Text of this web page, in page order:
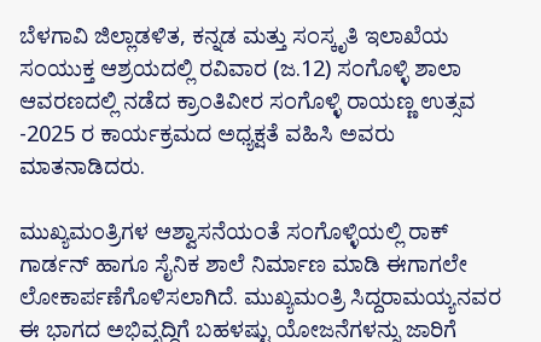
ಬೆಳಗಾವಿ ಜಿಲ್ಲಾಡಳಿತ, ಕನ್ನಡ ಮತ್ತು ಸಂಸ್ಕೃತಿ ಇಲಾಖೆಯ
ಸಂಯುಕ್ತ ಆಶ್ರಯದಲ್ಲಿ ರವಿವಾರ (ಜ.12) ಸಂಗೊಳ್ಳಿ ಶಾಲಾ
ಆವರಣದಲ್ಲಿ ನಡೆದ ಕ್ರಾಂತಿವೀರ ಸಂಗೊಳ್ಳಿ ರಾಯಣ್ಣ ಉತ್ಸವ
-2025 ರ ಕಾರ್ಯಕ್ರಮದ ಅಧ್ಯಕ್ಷತೆ ವಹಿಸಿ ಅವರು
ಮಾತನಾಡಿದರು.
ಮುಖ್ಯಮಂತ್ರಿಗಳ ಆಶ್ವಾಸನೆಯಂತೆ ಸಂಗೊಳ್ಳಿಯಲ್ಲಿ ರಾಕ್
ಗಾರ್ಡನ್ ಹಾಗೂ ಸೈನಿಕ ಶಾಲೆ ನಿರ್ಮಾಣ ಮಾಡಿ ಈಗಾಗಲೇ
ಲೋಕಾರ್ಪಣೆಗೊಳಿಸಲಾಗಿದೆ. ಮುಖ್ಯಮಂತ್ರಿ ಸಿದ್ದರಾಮಯ್ಯನವರ
ಈ ಭಾಗದ ಅಭಿವೃದ್ಧಿಗೆ ಬಹಳಷ್ಟು ಯೋಜನೆಗಳನ್ನು ಜಾರಿಗೆ